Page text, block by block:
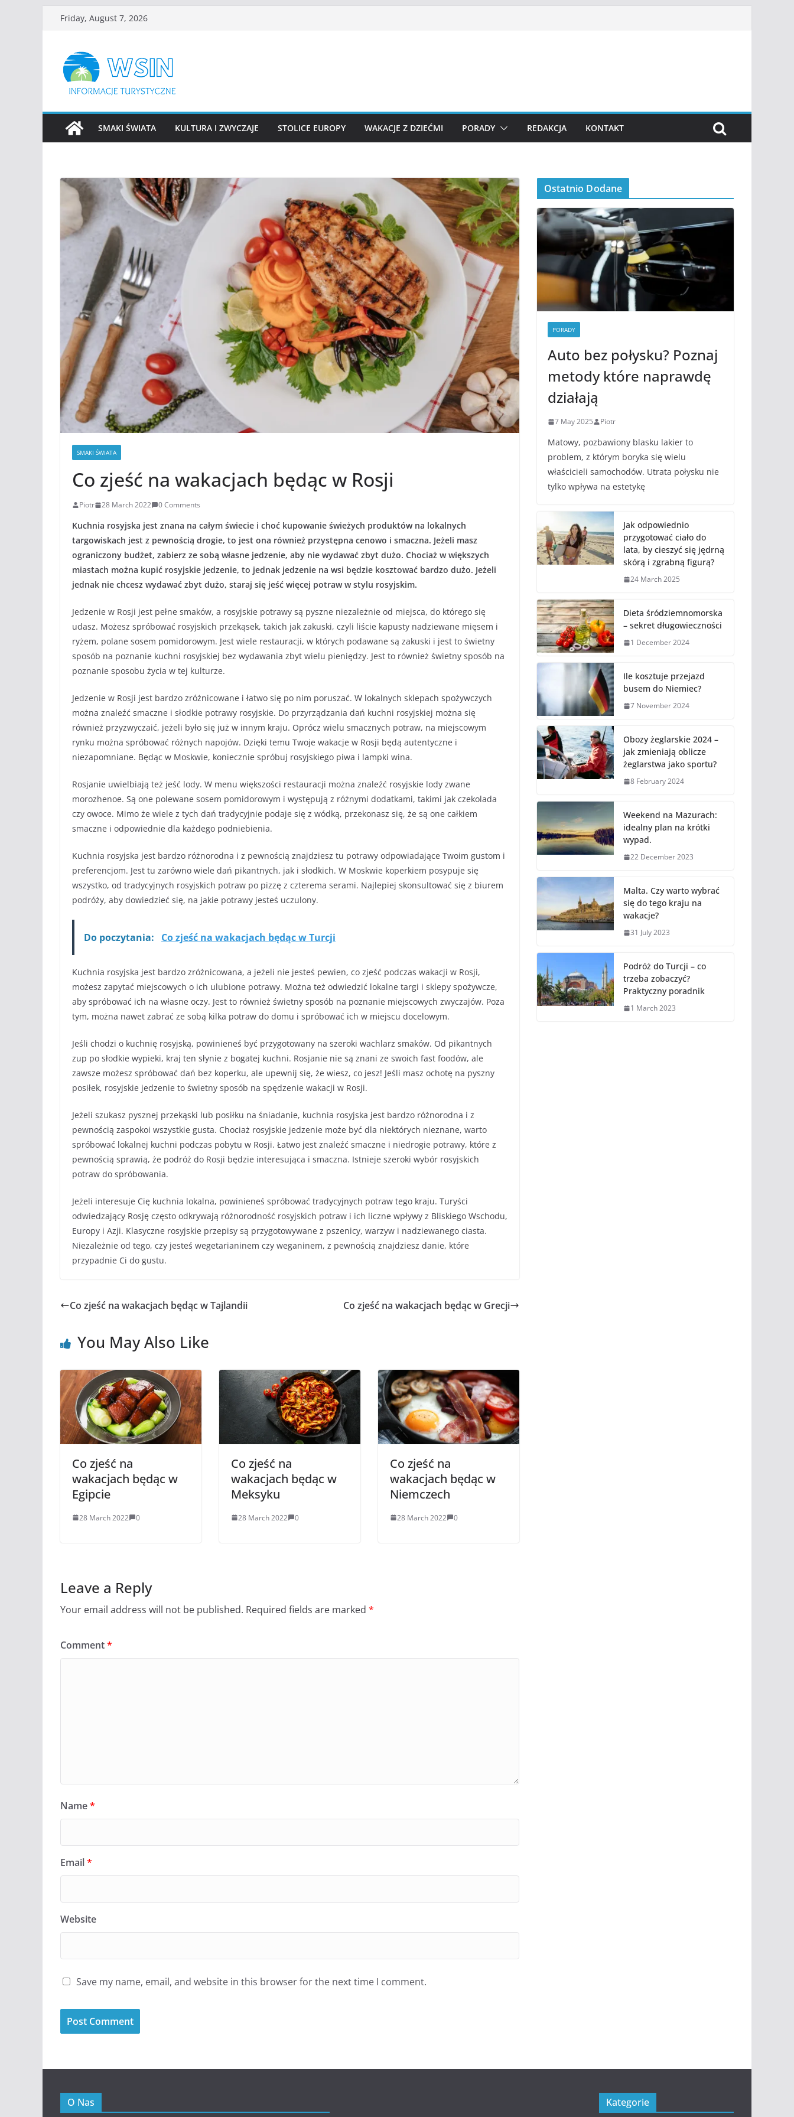
Friday, August 7, 2026
SMAKI ŚWIATA KULTURA I ZWYCZAJE STOLICE EUROPY WAKACJE Z DZIEĆMI PORADY REDAKCJA KONTAKT
SMAKI ŚWIATA
Co zjeść na wakacjach będąc w Rosji
Piotr 28 March 2022 0 Comments
Kuchnia rosyjska jest znana na całym świecie i choć kupowanie świeżych produktów na lokalnych
targowiskach jest z pewnością drogie, to jest ona również przystępna cenowo i smaczna. Jeżeli masz
ograniczony budżet, zabierz ze sobą własne jedzenie, aby nie wydawać zbyt dużo. Chociaż w większych
miastach można kupić rosyjskie jedzenie, to jednak jedzenie na wsi będzie kosztować bardzo dużo. Jeżeli
jednak nie chcesz wydawać zbyt dużo, staraj się jeść więcej potraw w stylu rosyjskim.
Jedzenie w Rosji jest pełne smaków, a rosyjskie potrawy są pyszne niezależnie od miejsca, do którego się
udasz. Możesz spróbować rosyjskich przekąsek, takich jak zakuski, czyli liście kapusty nadziewane mięsem i
ryżem, polane sosem pomidorowym. Jest wiele restauracji, w których podawane są zakuski i jest to świetny
sposób na poznanie kuchni rosyjskiej bez wydawania zbyt wielu pieniędzy. Jest to również świetny sposób na
poznanie sposobu życia w tej kulturze.
Jedzenie w Rosji jest bardzo zróżnicowane i łatwo się po nim poruszać. W lokalnych sklepach spożywczych
można znaleźć smaczne i słodkie potrawy rosyjskie. Do przyrządzania dań kuchni rosyjskiej można się
również przyzwyczaić, jeżeli było się już w innym kraju. Oprócz wielu smacznych potraw, na miejscowym
rynku można spróbować różnych napojów. Dzięki temu Twoje wakacje w Rosji będą autentyczne i
niezapomniane. Będąc w Moskwie, koniecznie spróbuj rosyjskiego piwa i lampki wina.
Rosjanie uwielbiają też jeść lody. W menu większości restauracji można znaleźć rosyjskie lody zwane
morozhenoe. Są one polewane sosem pomidorowym i występują z różnymi dodatkami, takimi jak czekolada
czy owoce. Mimo że wiele z tych dań tradycyjnie podaje się z wódką, przekonasz się, że są one całkiem
smaczne i odpowiednie dla każdego podniebienia.
Kuchnia rosyjska jest bardzo różnorodna i z pewnością znajdziesz tu potrawy odpowiadające Twoim gustom i
preferencjom. Jest tu zarówno wiele dań pikantnych, jak i słodkich. W Moskwie koperkiem posypuje się
wszystko, od tradycyjnych rosyjskich potraw po pizzę z czterema serami. Najlepiej skonsultować się z biurem
podróży, aby dowiedzieć się, na jakie potrawy jesteś uczulony.
Do poczytania: Co zjeść na wakacjach będąc w Turcji
Kuchnia rosyjska jest bardzo zróżnicowana, a jeżeli nie jesteś pewien, co zjeść podczas wakacji w Rosji,
możesz zapytać miejscowych o ich ulubione potrawy. Można też odwiedzić lokalne targi i sklepy spożywcze,
aby spróbować ich na własne oczy. Jest to również świetny sposób na poznanie miejscowych zwyczajów. Poza
tym, można nawet zabrać ze sobą kilka potraw do domu i spróbować ich w miejscu docelowym.
Jeśli chodzi o kuchnię rosyjską, powinieneś być przygotowany na szeroki wachlarz smaków. Od pikantnych
zup po słodkie wypieki, kraj ten słynie z bogatej kuchni. Rosjanie nie są znani ze swoich fast foodów, ale
zawsze możesz spróbować dań bez koperku, ale upewnij się, że wiesz, co jesz! Jeśli masz ochotę na pyszny
posiłek, rosyjskie jedzenie to świetny sposób na spędzenie wakacji w Rosji.
Jeżeli szukasz pysznej przekąski lub posiłku na śniadanie, kuchnia rosyjska jest bardzo różnorodna i z
pewnością zaspokoi wszystkie gusta. Chociaż rosyjskie jedzenie może być dla niektórych nieznane, warto
spróbować lokalnej kuchni podczas pobytu w Rosji. Łatwo jest znaleźć smaczne i niedrogie potrawy, które z
pewnością sprawią, że podróż do Rosji będzie interesująca i smaczna. Istnieje szeroki wybór rosyjskich
potraw do spróbowania.
Jeżeli interesuje Cię kuchnia lokalna, powinieneś spróbować tradycyjnych potraw tego kraju. Turyści
odwiedzający Rosję często odkrywają różnorodność rosyjskich potraw i ich liczne wpływy z Bliskiego Wschodu,
Europy i Azji. Klasyczne rosyjskie przepisy są przygotowywane z pszenicy, warzyw i nadziewanego ciasta.
Niezależnie od tego, czy jesteś wegetarianinem czy weganinem, z pewnością znajdziesz danie, które
przypadnie Ci do gustu.
Co zjeść na wakacjach będąc w Tajlandii Co zjeść na wakacjach będąc w Grecji
You May Also Like
Co zjeść na
wakacjach będąc w
Egipcie
28 March 2022 0
Co zjeść na
wakacjach będąc w
Meksyku
28 March 2022 0
Co zjeść na
wakacjach będąc w
Niemczech
28 March 2022 0
Leave a Reply
Your email address will not be published. Required fields are marked *
Comment*
Name*
Email*
Website
Save my name, email, and website in this browser for the next time I comment.
Ostatnio Dodane
PORADY
Auto bez połysku? Poznaj
metody które naprawdę
działają
7 May 2025 Piotr
Matowy, pozbawiony blasku lakier to
problem, z którym boryka się wielu
właścicieli samochodów. Utrata połysku nie
tylko wpływa na estetykę
Jak odpowiednio
przygotować ciało do
lata, by cieszyć się jędrną
skórą i zgrabną figurą?
24 March 2025
Dieta śródziemnomorska
– sekret długowieczności
1 December 2024
Ile kosztuje przejazd
busem do Niemiec?
7 November 2024
Obozy żeglarskie 2024 –
jak zmieniają oblicze
żeglarstwa jako sportu?
8 February 2024
Weekend na Mazurach:
idealny plan na krótki
wypad.
22 December 2023
Malta. Czy warto wybrać
się do tego kraju na
wakacje?
31 July 2023
Podróż do Turcji – co
trzeba zobaczyć?
Praktyczny poradnik
1 March 2023
O Nas Kategorie